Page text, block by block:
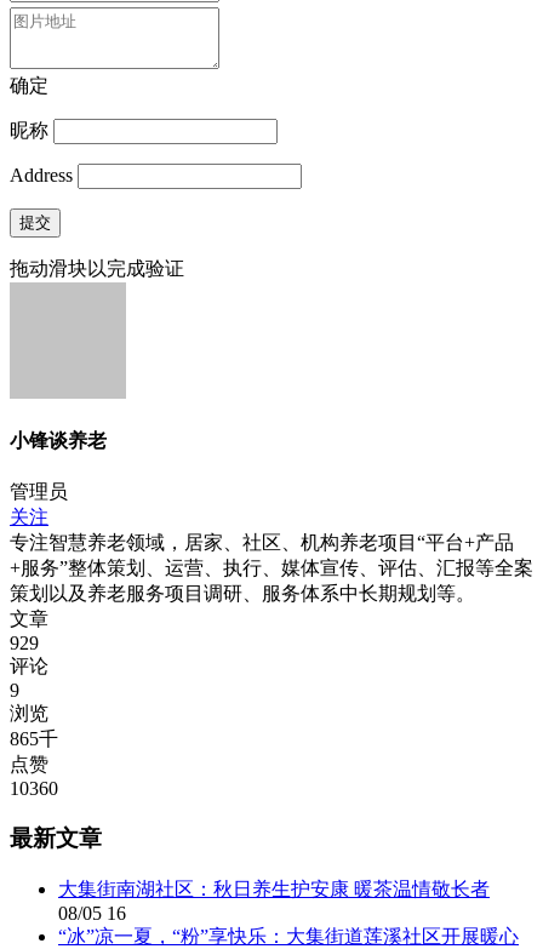
确定
昵称
Address
提交
拖动滑块以完成验证
小锋谈养老
管理员
关注
专注智慧养老领域，居家、社区、机构养老项目“平台+产品
+服务”整体策划、运营、执行、媒体宣传、评估、汇报等全案
策划以及养老服务项目调研、服务体系中长期规划等。
文章
929
评论
9
浏览
865千
点赞
10360
最新文章
大集街南湖社区：秋日养生护安康 暖茶温情敬长者
08/05 16
“冰”凉一夏，“粉”享快乐：大集街道莲溪社区开展暖心